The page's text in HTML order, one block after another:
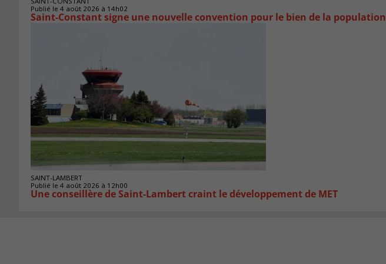
Publié le 4 août 2026 à 14h02
Saint-Constant signe une nouvelle convention pour le bien de la population
SAINT-LAMBERT
Publié le 4 août 2026 à 12h00
Une conseillère de Saint-Lambert craint le développement de MET